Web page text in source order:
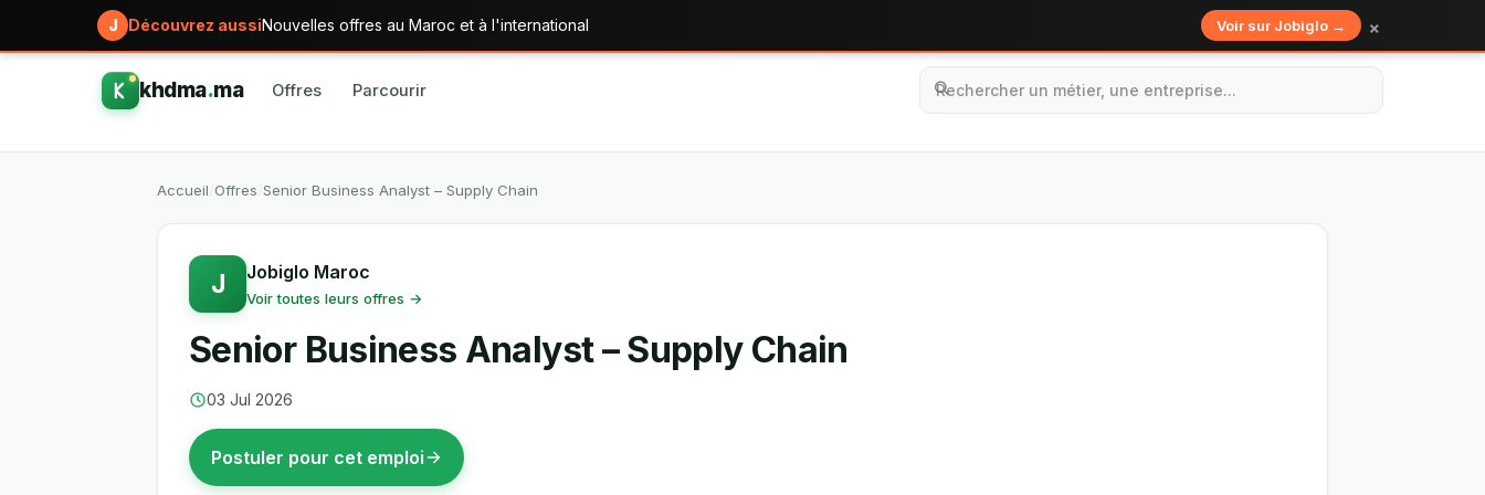
J Découvrez aussiNouvelles offres au Maroc et à l'international Voir sur Jobiglo → ×
khdma.ma Offres Parcourir
Accueil Offres Senior Business Analyst – Supply Chain
J Jobiglo Maroc
Voir toutes leurs offres →
Senior Business Analyst – Supply Chain
03 Jul 2026
Postuler pour cet emploi